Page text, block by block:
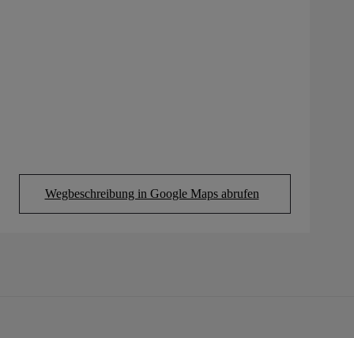
Wegbeschreibung in Google Maps abrufen
(Opens in new tab)